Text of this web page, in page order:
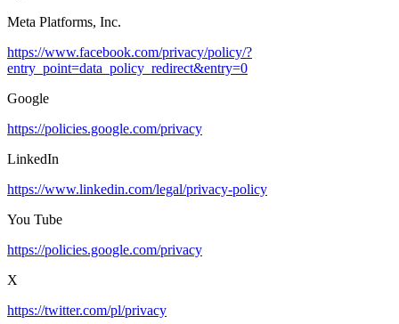
Meta Platforms, Inc.
https://www.facebook.com/privacy/policy/?
entry_point=data_policy_redirect&entry=0
Google
https://policies.google.com/privacy
LinkedIn
https://www.linkedin.com/legal/privacy-policy
You Tube
https://policies.google.com/privacy
X
https://twitter.com/pl/privacy